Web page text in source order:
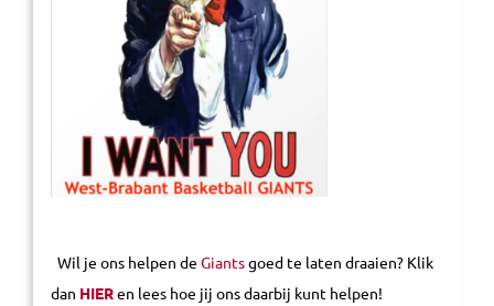
Wil je ons helpen de Giantsgoed te laten draaien? Klik
dan HIERen lees hoe jij ons daarbij kunt helpen!